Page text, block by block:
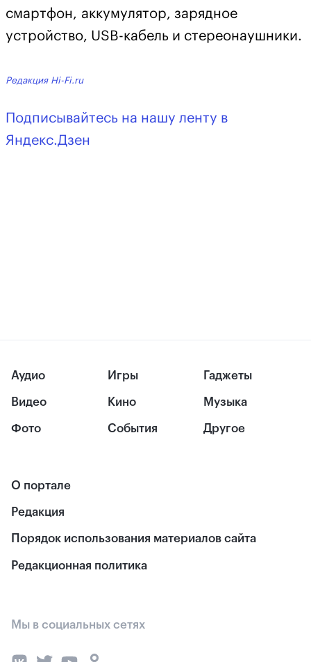
смартфон, аккумулятор, зарядное
устройство, USB-кабель и стереонаушники.
Редакция Hi-Fi.ru
Подписывайтесь на нашу ленту в
Яндекс.Дзен
Аудио
Видео
Фото
Игры
Кино
События
Гаджеты
Музыка
Другое
О портале
Редакция
Порядок использования материалов сайта
Редакционная политика
Мы в социальных сетях